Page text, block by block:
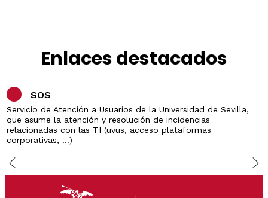
Enlaces destacados
SOS
Servicio de Atención a Usuarios de la Universidad de Sevilla,
que asume la atención y resolución de incidencias
relacionadas con las TI (uvus, acceso plataformas
corporativas, ...)